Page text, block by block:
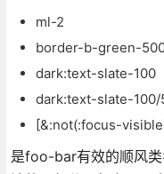
ml-2
border-b-green-
dark:text-slate-100
dark:text-slate-100/
[&:not(:focus-
是foo-bar有效的顺风